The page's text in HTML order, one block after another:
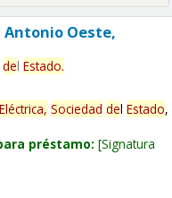
Oeste,
del Estado.
Eléctrica, Sociedad del Estado,
préstamo: Signatura